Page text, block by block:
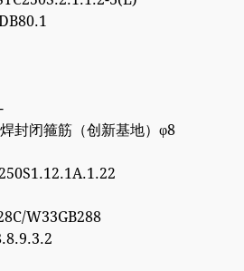
封闭箍筋（创新基地）φ8
W33GB288